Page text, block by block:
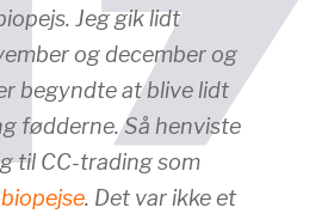
Jeg gik lidt
og december og
begyndte at blive lidt
fødderne. Så henviste
til CC-trading som
biopejse. Det var ikke et